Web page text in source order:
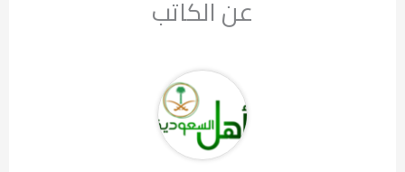
عن الكاتب